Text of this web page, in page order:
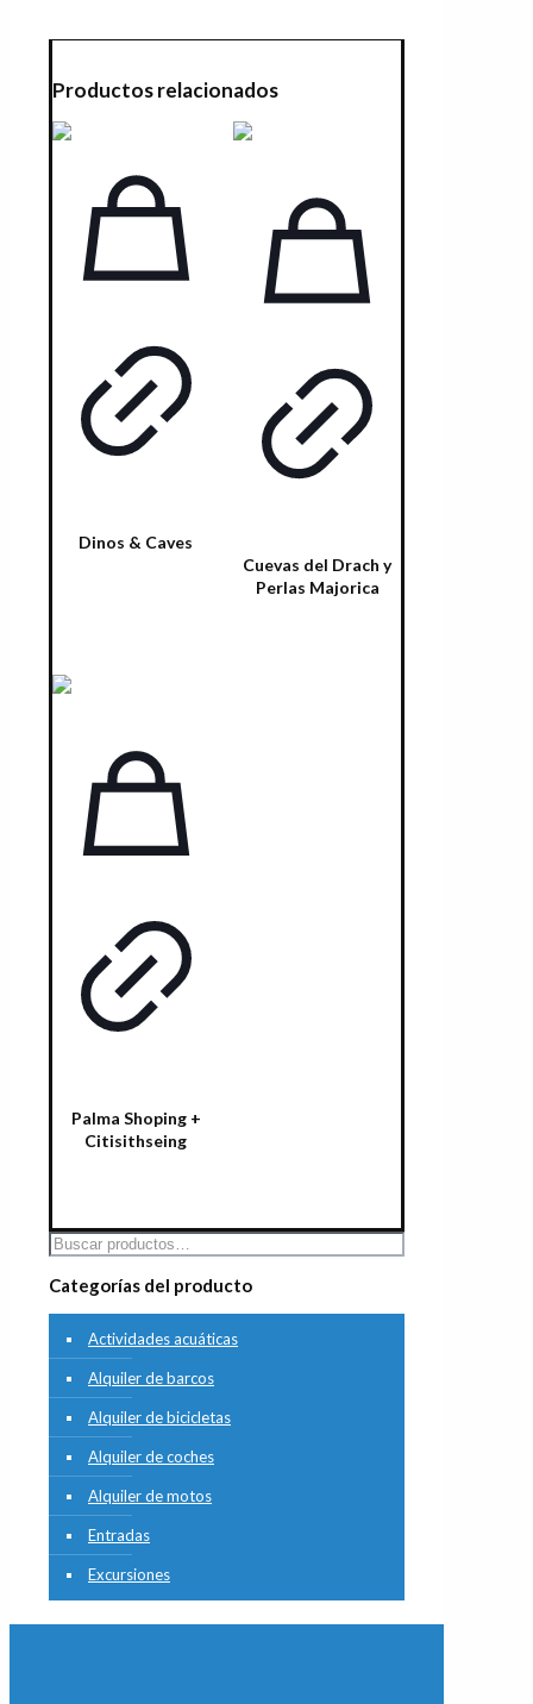
Productos relacionados
Dinos & Caves
Cuevas del Drach y
Perlas Majorica
Palma Shoping +
Citisithseing
Categorías del producto
Actividades acuáticas
Alquiler de barcos
Alquiler de bicicletas
Alquiler de coches
Alquiler de motos
Entradas
Excursiones